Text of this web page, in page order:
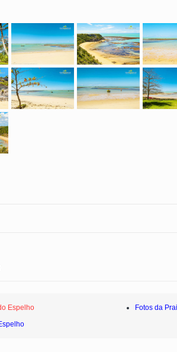
Espelho
Fotos da